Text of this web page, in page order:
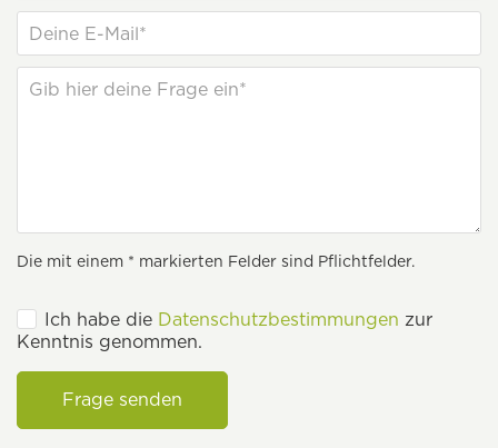
Die mit einem * markierten Felder sind Pflichtfelder.
Ich habe die Datenschutzbestimmungen zur
Kenntnis genommen.
Frage senden